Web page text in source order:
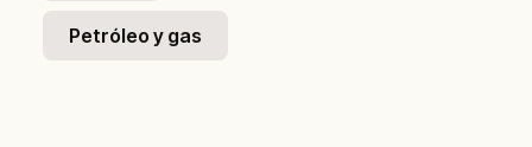
Petróleo y gas